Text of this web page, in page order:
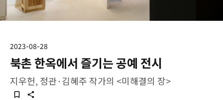
2023-08-28
북촌 한옥에서 즐기는 공예 전시
지우헌, 정관·김혜주 작가의 <미해결의 장>